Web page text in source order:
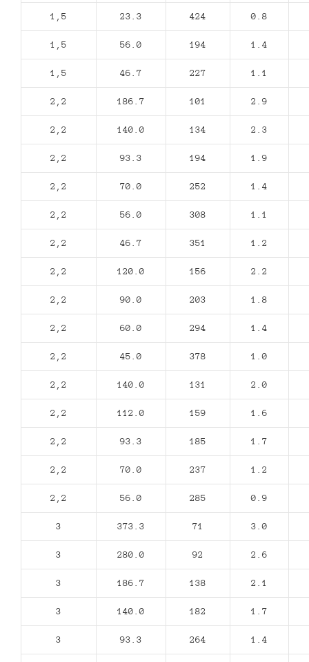
1,5 23.3 424 0.8
1,5 56.0 194 1.4
1,5 46.7 227 1.1
2,2 186.7 101 2.9
2,2 140.0 134 2.3
2,2 93.3 194 1.9
2,2 70.0 252 1.4
2,2 56.0 308 1.1
2,2 46.7 351 1.2
2,2 120.0 156 2.2
2,2 90.0 203 1.8
2,2 60.0 294 1.4
2,2 45.0 378 1.0
2,2 140.0 131 2.0
2,2 112.0 159 1.6
2,2 93.3 185 1.7
2,2 70.0 237 1.2
2,2 56.0 285 0.9
3 373.3 71 3.0
3 280.0 92 2.6
3 186.7 138 2.1
3 140.0 182 1.7
3 93.3 264 1.4